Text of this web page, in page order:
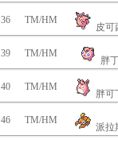
36 TM/HM
皮可
39 TM/HM
胖
40 TM/HM
胖可
46 TM/HM
派拉